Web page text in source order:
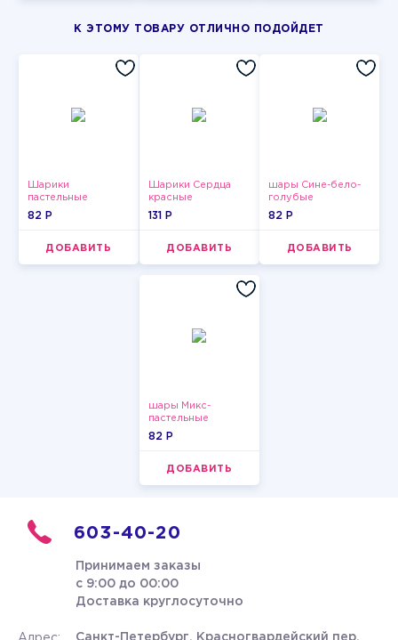
К ЭТОМУ ТОВАРУ ОТЛИЧНО ПОДОЙДЕТ
Шарики
пастельные
82 P
ДОБАВИТЬ
Шарики Сердца
красные
131 P
ДОБАВИТЬ
шары Сине-бело-
голубые
пастельные
82 P
ДОБАВИТЬ
шары Микс-
пастельные
82 P
ДОБАВИТЬ
603-40-20
Принимаем заказы
с 9:00 до 00:00
Доставка круглосуточно
Санкт-Петербург, Красногвардейский пер.